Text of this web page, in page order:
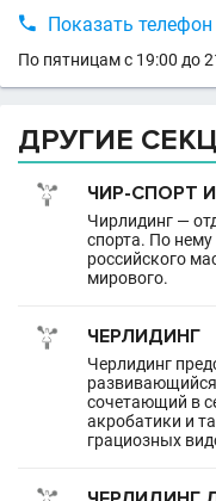
 Показать телефон
По пятницам с 19:00 до
ДРУГИЕ
ЧИР-СПОРТ
Чирлидинг —
спорта. По
российского
мирового.
ЧЕРЛИДИНГ
Черлидинг
сочетающий в
акробатики и
грациозных